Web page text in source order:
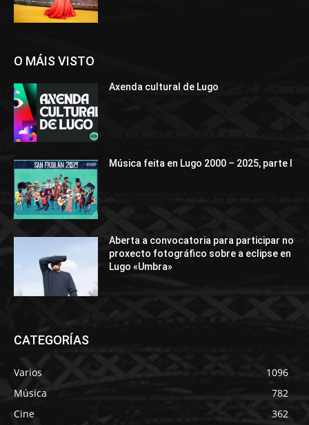
O MÁIS VISTO
Axenda cultural de Lugo
Música feita en Lugo 2000 – 2025, parte I
Aberta a convocatoria para participar no
proxecto fotográfico sobre a eclipse en
Lugo «Umbra»
CATEGORÍAS
Varios
1096
Música
782
Cine
362